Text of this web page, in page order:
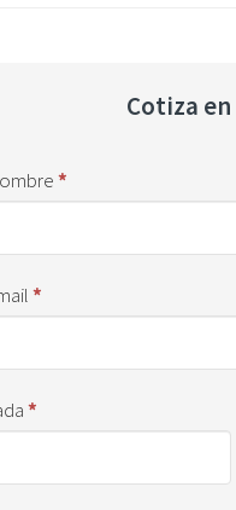
Cotiza
*
*
*